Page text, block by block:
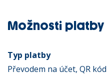
Možnosti platby
Typ platby
Převodem na účet, QR kód